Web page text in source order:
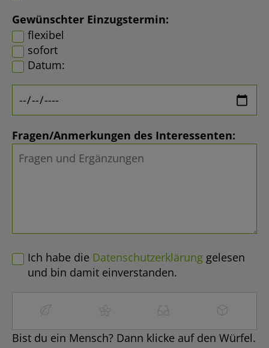
Gewünschter Einzugstermin:
flexibel
sofort
Datum:
Fragen/Anmerkungen des Interessenten:
Ich habe die Datenschutzerklärung gelesen
und bin damit einverstanden.
Bist du ein Mensch? Dann klicke auf den Würfel.